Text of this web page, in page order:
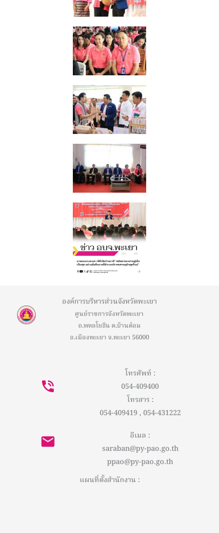
องค์การบริหารส่วนจังหวัดพะเยา
ศูนย์ราชการจังหวัดพะเยา
ถ.พหลโยธิน ต.บ้านต๋อม
อ.เมืองพะเยา จ.พะเยา 56000
โทรศัพท์ :
054-409400
โทรสาร :
054-409419 , 054-431222
อีเมล :
saraban@py-pao.go.th
ppao@py-pao.go.th
แผนที่ตั้งสำนักงาน :